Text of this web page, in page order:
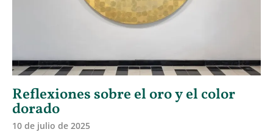
Reflexiones sobre el oro y el color
dorado
10 de julio de 2025